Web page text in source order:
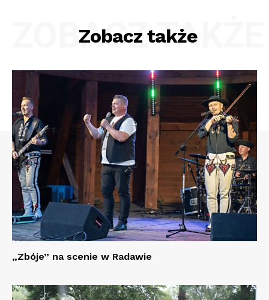
Zobacz także
ZOBACZ TAKŻE
„Zbóje” na scenie w Radawie